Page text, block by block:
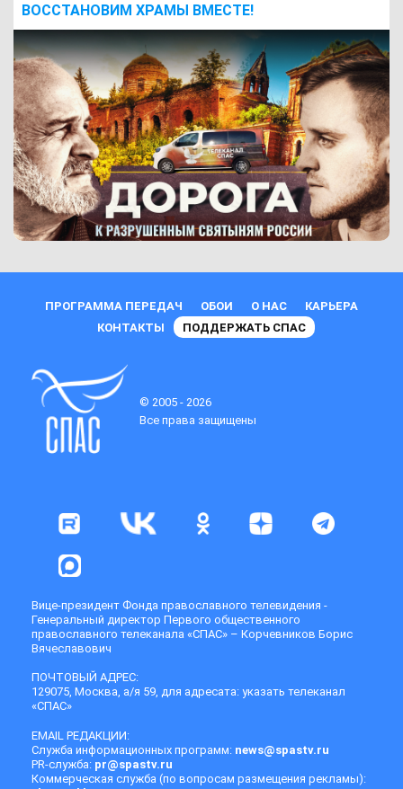
ВОCСТАНОВИМ ХРАМЫ ВМЕСТЕ!
ПРОГРАММА ПЕРЕДАЧ ОБОИ О НАС
КАРЬЕРА
КОНТАКТЫ
ПОДДЕРЖАТЬ СПАС
© 2005 - 2026
Все права защищены
Вице-президент Фонда православного телевидения -
Генеральный директор Первого общественного
православного телеканала «СПАС» – Корчевников Борис
Вячеславович
ПОЧТОВЫЙ АДРЕС:
129075, Москва, а/я 59, для адресата: указать телеканал
«СПАС»
EMAIL РЕДАКЦИИ:
Служба информационных программ: news@spastv.ru
PR-служба: pr@spastv.ru
Коммерческая служба (по вопросам размещения рекламы):